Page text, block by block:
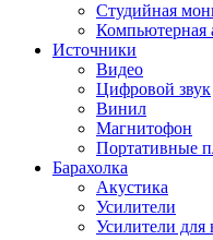
Студийная
Компьютерная
Источники
Видео
Цифровой звук
Винил
Магнитофон
Портативные
Барахолка
Акустика
Усилители
Усилители для